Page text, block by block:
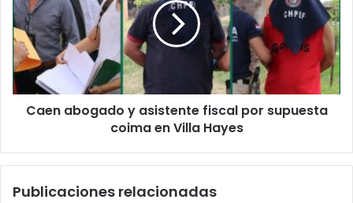
Caen abogado y asistente fiscal por supuesta
coima en Villa Hayes
Publicaciones relacionadas